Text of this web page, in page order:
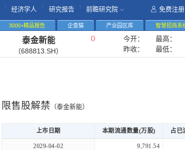
经济学人 研究报告 前瞻研究院 免费注册
3000+精品报告 企查猫 产业园区库 智慧招商系
泰金新能
（688813.SH）
（） 今开： 最高：
昨收：
最低：
限售股解禁 （泰金新能）
上市日期 本期流通数量(万股) 占已
2029-04-02 9,791.54